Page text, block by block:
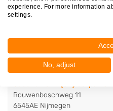
Autodemontage Nijmegen
6545AE Nijmegen
Second Hand (SH) Carparts
Rouwenboschweg 11
6545AE Nijmegen
experience. For more information
settings.
No, adjust